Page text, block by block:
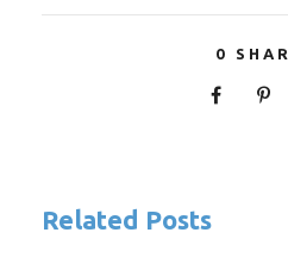
0
Related Posts